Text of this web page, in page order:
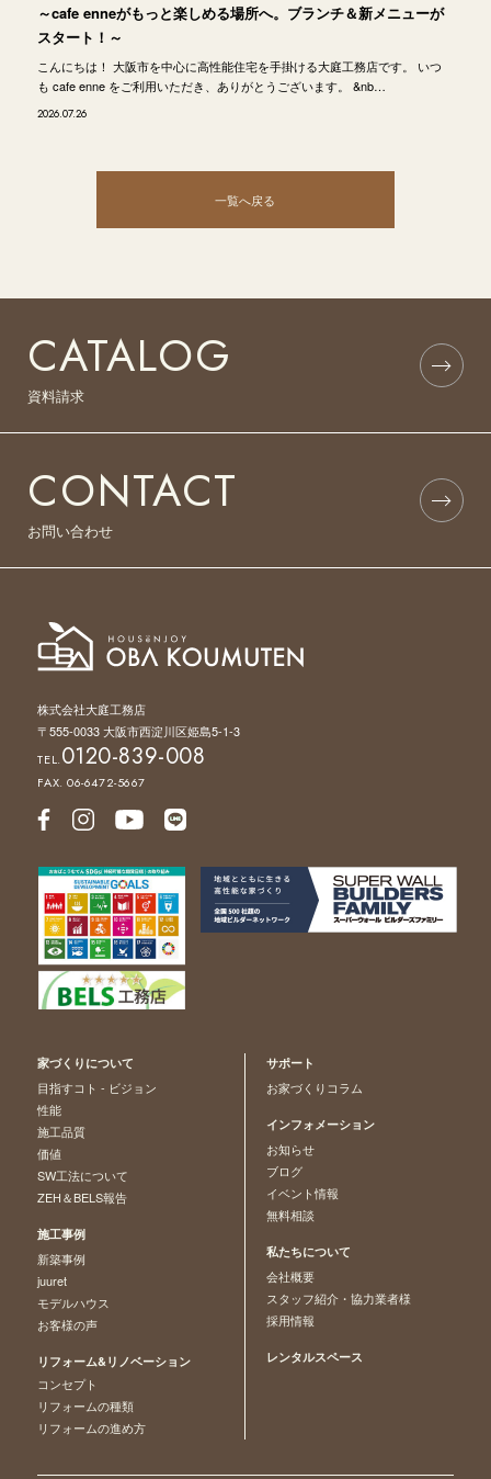
～cafe enneがもっと楽しめる場所へ。ブランチ＆新メニューが
スタート！～
こんにちは！ 大阪市を中心に高性能住宅を手掛ける大庭工務店です。 いつ
も cafe enne をご利用いただき、ありがとうございます。 &nb…
2026.07.26
一覧へ戻る
CATALOG
資料請求
CONTACT
お問い合わせ
株式会社大庭工務店
〒555-0033 大阪市西淀川区姫島5-1-3
TEL.0120-839-008
FAX. 06-6472-5667
家づくりについて
目指すコト - ビジョン
性能
施工品質
価値
SW工法について
ZEH＆BELS報告
施工事例
新築事例
juuret
モデルハウス
お客様の声
リフォーム&リノベーション
コンセプト
リフォームの種類
リフォームの進め方
サポート
お家づくりコラム
インフォメーション
お知らせ
ブログ
イベント情報
無料相談
私たちについて
会社概要
スタッフ紹介・協力業者様
採用情報
レンタルスペース